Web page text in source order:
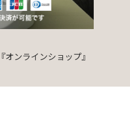
ンラインショップ』